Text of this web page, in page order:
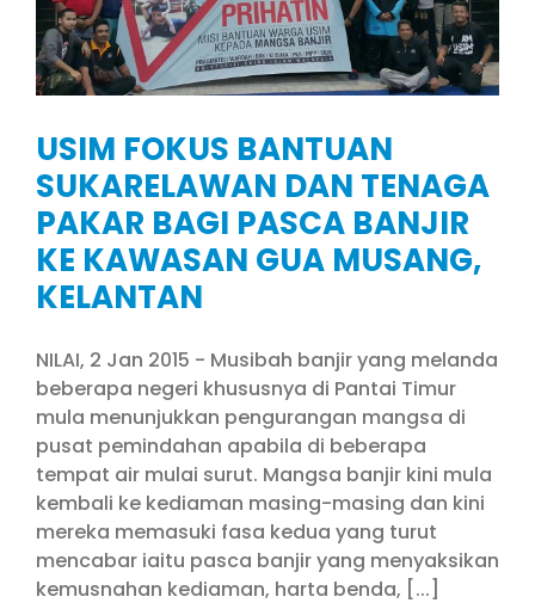
USIM FOKUS BANTUAN
SUKARELAWAN DAN TENAGA
PAKAR BAGI PASCA BANJIR
KE KAWASAN GUA MUSANG,
KELANTAN
NILAI, 2 Jan 2015 - Musibah banjir yang melanda
beberapa negeri khususnya di Pantai Timur
mula menunjukkan pengurangan mangsa di
pusat pemindahan apabila di beberapa
tempat air mulai surut. Mangsa banjir kini mula
kembali ke kediaman masing-masing dan kini
mereka memasuki fasa kedua yang turut
mencabar iaitu pasca banjir yang menyaksikan
kemusnahan kediaman, harta benda, [...]